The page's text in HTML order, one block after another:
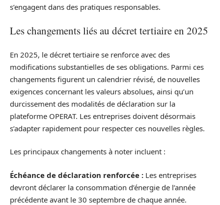
s’engagent dans des pratiques responsables.
Les changements liés au décret tertiaire en 2025
En 2025, le décret tertiaire se renforce avec des
modifications substantielles de ses obligations. Parmi ces
changements figurent un calendrier révisé, de nouvelles
exigences concernant les valeurs absolues, ainsi qu’un
durcissement des modalités de déclaration sur la
plateforme OPERAT. Les entreprises doivent désormais
s’adapter rapidement pour respecter ces nouvelles règles.
Les principaux changements à noter incluent :
Échéance de déclaration renforcée : Les entreprises
devront déclarer la consommation d’énergie de l’année
précédente avant le 30 septembre de chaque année.